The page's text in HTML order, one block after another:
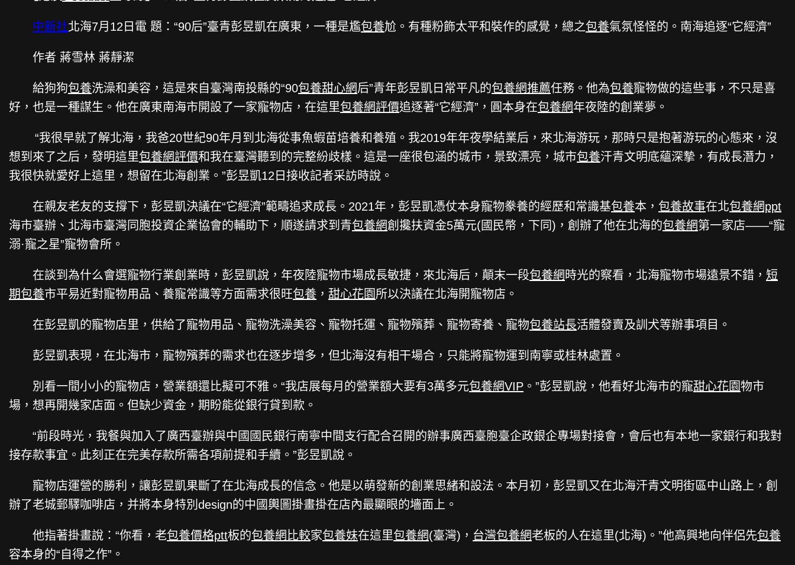
中新社北海7月12日電 題：“90后”臺青彭昱凱在廣東，一種是尷包養尬。有種粉飾太平和裝作的感覺，總之包養氣氛怪怪的。南海追逐“它經濟”
作者 蔣雪林 蔣靜潔
給狗狗包養洗澡和美容，這是來自臺灣南投縣的“90包養甜心網后”青年彭昱凱日常平凡的包養網推薦任務。他為包養寵物做的這些事，不只是喜
好，也是一種謀生。他在廣東南海市開設了一家寵物店，在這里包養網評價追逐著“它經濟”，圓本身在包養網年夜陸的創業夢。
“我很早就了解北海，我爸20世紀90年月到北海從事魚蝦苗培養和養殖。我2019年年夜學結業后，來北海游玩，那時只是抱著游玩的心態來，沒
想到來了之后，發明這里包養網評價和我在臺灣聽到的完整紛歧樣。這是一座很包涵的城市，景致漂亮，城市包養汗青文明底蘊深摯，有成長潛力，
我很快就愛好上這里，想留在北海創業。”彭昱凱12日接收記者采訪時說。
在親友老友的支撐下，彭昱凱決議在“它經濟”範疇追求成長。2021年，彭昱凱憑仗本身寵物豢養的經歷和常識基包養本， 包養故事在北包養網ppt
海市臺辦、北海市臺灣同胞投資企業協會的輔助下，順遂請求到青包養網創攙扶資金5萬元(國民幣，下同)，創辦了他在北海的包養網第一家店——“寵
溺·寵之星”寵物會所。
在談到為什么會選寵物行業創業時，彭昱凱說，年夜陸寵物市場成長敏捷，來北海后，顛末一段包養網時光的察看，北海寵物市場遠景不錯，短
期包養市平易近對寵物用品、養寵常識等方面需求很旺包養 ，甜心花園所以決議在北海開寵物店。
在彭昱凱的寵物店里，供給了寵物用品、寵物洗澡美容、寵物托運、寵物殯葬、寵物寄養、寵物包養站長活體發賣及訓犬等辦事項目。
彭昱凱表現，在北海市，寵物殯葬的需求也在逐步增多，但北海沒有相干場合，只能將寵物運到南寧或桂林處置。
別看一間小小的寵物店，營業額還比擬可不雅。“我店展每月的營業額大要有3萬多元包養網VIP 。”彭昱凱說，他看好北海市的寵甜心花園物市
場，想再開幾家店面。但缺少資金，期盼能從銀行貸到款。
“前段時光，我餐與加入了廣西臺辦與中國國民銀行南寧中間支行配合召開的辦事廣西臺胞臺企政銀企專場對接會，會后也有本地一家銀行和我對
接存款事宜。此刻正在完美存款所需各項前提和手續。”彭昱凱說。
寵物店運營的勝利，讓彭昱凱果斷了在北海成長的信念。他是以萌發新的創業思緒和設法。本月初，彭昱凱又在北海汗青文明街區中山路上，創
辦了老城郵驛咖啡店，并將本身特別design的中國輿圖掛畫掛在店內最顯眼的墻面上。
他指著掛畫說：“你看，老包養價格ptt板的包養網比較家包養妹在這里包養網(臺灣)， 台灣包養網老板的人在這里(北海)。”他高興地向伴侶先包養
容本身的“自得之作”。